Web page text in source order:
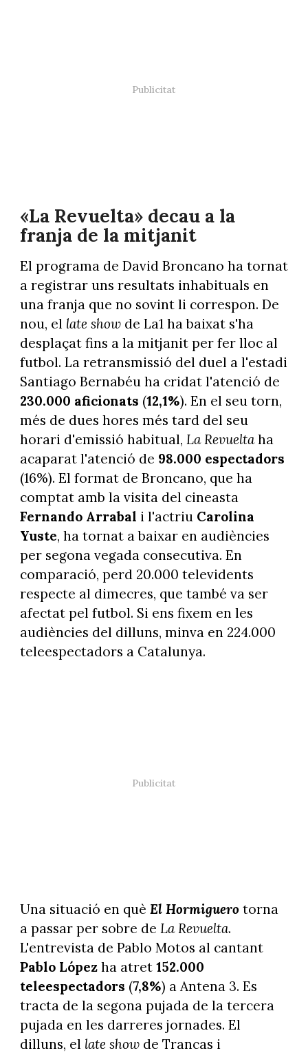
«La Revuelta» decau a la
franja de la mitjanit
El programa de David Broncano ha tornat
a registrar uns resultats inhabituals en
una franja que no sovint li correspon. De
nou, el late showde La1 ha baixat s'ha
desplaçat fins a la mitjanit per fer lloc al
futbol. La retransmissió del duel a l'estadi
Santiago Bernabéu ha cridat l'atenció de
230.000 aficionats (12,1%). En el seu torn,
més de dues hores més tard del seu
horari d'emissió habitual, La Revueltaha
acaparat l'atenció de 98.000 espectadors
(16%). El format de Broncano, que ha
comptat amb la visita del cineasta
Fernando Arrabal i l'actriu Carolina
Yuste, ha tornat a baixar en audiències
per segona vegada consecutiva. En
comparació, perd 20.000 televidents
respecte al dimecres, que també va ser
afectat pel futbol. Si ens fixem en les
audiències del dilluns, minva en 224.000
teleespectadors a Catalunya.
Una situació en què El Hormiguerotorna
a passar per sobre de La Revuelta.
L'entrevista de Pablo Motos al cantant
Pablo Lópezha atret 152.000
teleespectadors (7,8%) a Antena 3. Es
tracta de la segona pujada de la tercera
pujada en les darreres jornades. El
dilluns, el late showde Trancas i